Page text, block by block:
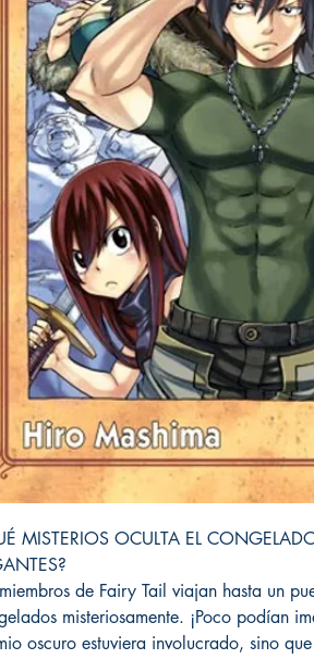
MISTERIOS OCULTA EL
de Fairy Tail viajan hasta un
misteriosamente. ¡Poco podían
oscuro estuviera involucrado, sino